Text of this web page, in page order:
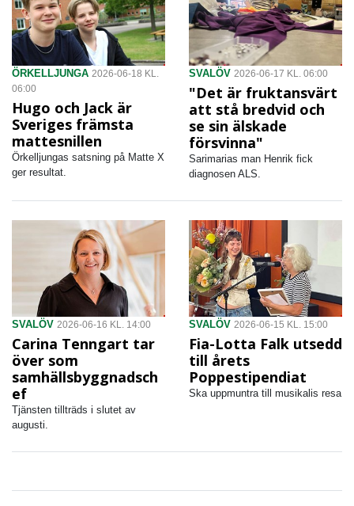
ÖRKELLJUNGA 2026-06-18 KL.
06:00
Hugo och Jack är
Sveriges främsta
mattesnillen
Örkelljungas satsning på Matte X
ger resultat.
SVALÖV 2026-06-17 KL. 06:00
"Det är fruktansvärt
att stå bredvid och
se sin älskade
försvinna"
Sarimarias man Henrik fick
diagnosen ALS.
SVALÖV 2026-06-16 KL. 14:00
Carina Tenngart tar
över som
samhällsbyggnadsch
ef
Tjänsten tillträds i slutet av
augusti.
SVALÖV 2026-06-15 KL. 15:00
Fia-Lotta Falk utsedd
till årets
Poppestipendiat
Ska uppmuntra till musikalis resa